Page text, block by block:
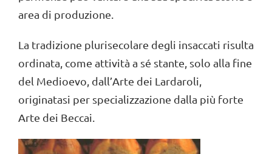
area di produzione.
La tradizione plurisecolare degli insaccati risulta
ordinata, come attività a sé stante, solo alla fine
del Medioevo, dall’Arte dei Lardaroli,
originatasi per specializzazione dalla più forte
Arte dei Beccai.